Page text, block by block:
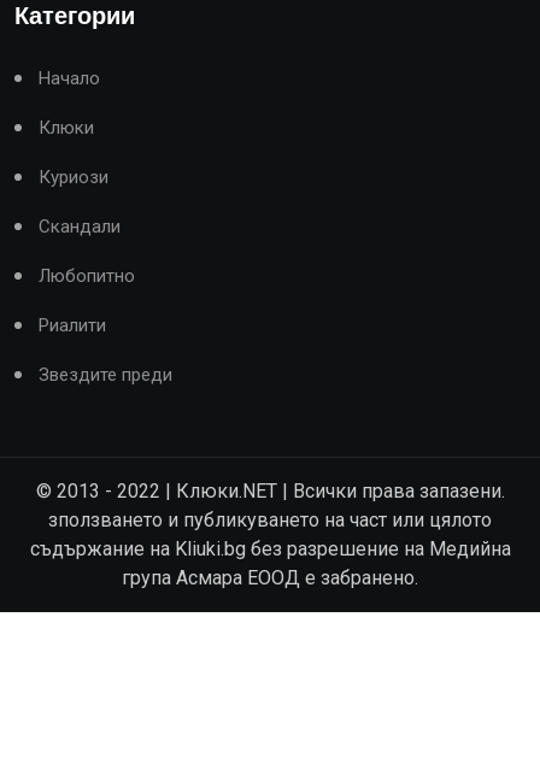
Категории
Начало
Клюки
Куриози
Скандали
Любопитно
Риалити
Звездите преди
© 2013 - 2022 | Клюки.NET | Всички права запазени.
зползването и публикуването на част или цялото
съдържание на Kliuki.bg без разрешение на Медийна
група Асмара ЕООД е забранено.